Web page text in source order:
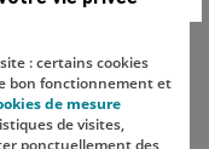
sa stratégie
: certains cookies
bon fonctionnement et
de mesure
de visites,
ponctuellement des